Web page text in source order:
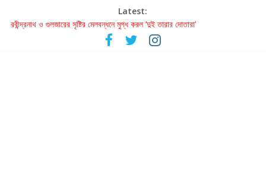
Latest:
রবীন্দ্রনাথ ও গুলজারের সৃষ্টির মেলবন্ধনে মুগ্ধ করল ‘দুই তারার দোতারা’
কলের গান থেকে রীলস্ — বাঙালির গান শোনার বিবর্তনের গল্প
জগন্নাথমঙ্গলম্ — বাংলায় প্রথমবার মঞ্চে এবার রথযাত্রার উদযাপন